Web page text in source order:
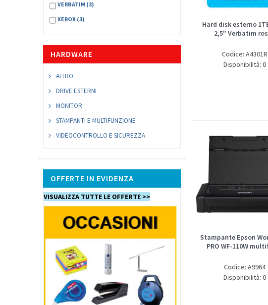
VERBATIM (3)
XEROX (3)
HARDWARE
ALTRO
DRIVE ESTERNI
MONITOR
STAMPANTI E MULTIFUNZIONE
VIDEOCONTROLLO E SICUREZZA
OFFERTE IN EVIDENZA
VISUALIZZA TUTTE LE OFFERTE >>
Hard disk esterno
2,5" Verbatim
Codice: A4301R
Disponibilità: 0
Stampante Epson
PRO WF-110W
Codice: A9964
Disponibilità: 0